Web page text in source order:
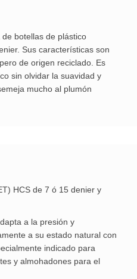
botellas de plástico
Sus características son
de origen reciclado. Es
sin olvidar la suavidad y
mucho al plumón
HCS de 7 ó 15 denier y
a la presión y
a su estado natural con
indicado para
y almohadones para el